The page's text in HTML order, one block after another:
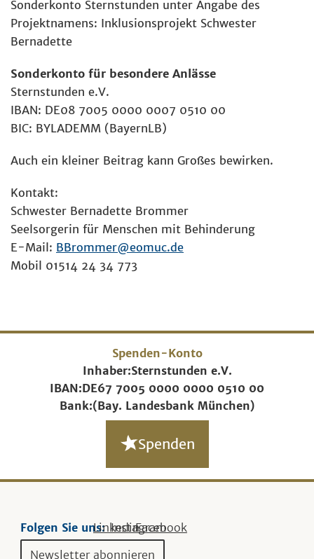
Sonderkonto Sternstunden unter Angabe des
Projektnamens: Inklusionsprojekt Schwester
Bernadette
Sonderkonto für besondere Anlässe
Sternstunden e.V.
IBAN: DE08 7005 0000 0007 0510 00
BIC: BYLADEMM (BayernLB)
Auch ein kleiner Beitrag kann Großes bewirken.
Kontakt:
Schwester Bernadette Brommer
Seelsorgerin für Menschen mit Behinderung
E-Mail: BBrommer@eomuc.de
Mobil 01514 24 34 773
Spenden-Konto
Inhaber:Sternstunden e.V.
IBAN:DE67 7005 0000 0000 0510 00
Bank:(Bay. Landesbank München)
Spenden
Folgen Sie uns:Linkedin
Instagram
Facebook
Newsletter abonnieren